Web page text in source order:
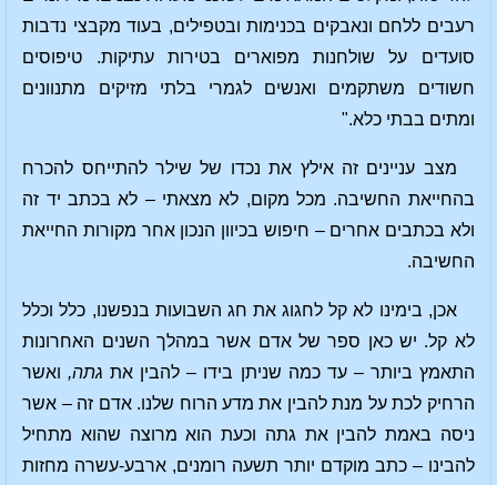
רעבים ללחם ונאבקים בכנימות ובטפילים, בעוד מקבצי נדבות
סועדים על שולחנות מפוארים בטירות עתיקות. טיפוסים
חשודים משתקמים ואנשים לגמרי בלתי מזיקים מתנוונים
ומתים בבתי כלא."
מצב עניינים זה אילץ את נכדו של שילר להתייחס להכרח
בהחייאת החשיבה. מכל מקום, לא מצאתי – לא בכתב יד זה
ולא בכתבים אחרים – חיפוש בכיוון הנכון אחר מקורות החייאת
החשיבה.
אכן, בימינו לא קל לחגוג את חג השבועות בנפשנו, כלל וכלל
לא קל. יש כאן ספר של אדם אשר במהלך השנים האחרונות
התאמץ ביותר – עד כמה שניתן בידו – להבין את גתה, ואשר
הרחיק לכת על מנת להבין את מדע הרוח שלנו. אדם זה – אשר
ניסה באמת להבין את גתה וכעת הוא מרוצה שהוא מתחיל
להבינו – כתב מוקדם יותר תשעה רומנים, ארבע-עשרה מחזות